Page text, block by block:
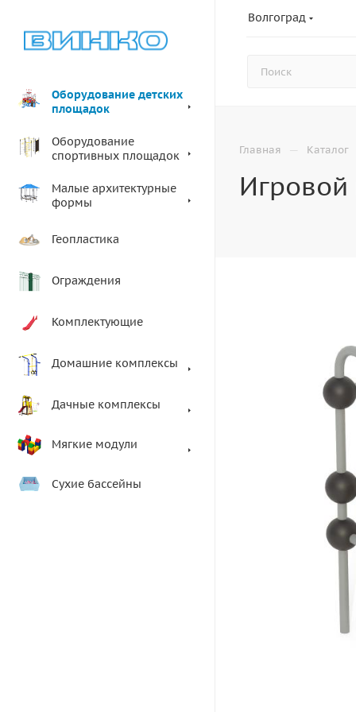
Волгоград
Оборудование детских
площадок
Оборудование
спортивных площадок
Малые архитектурные
формы
Геопластика
Ограждения
Комплектующие
Домашние комплексы
Дачные комплексы
Мягкие модули
Сухие бассейны
Главная — Каталог
Игровой